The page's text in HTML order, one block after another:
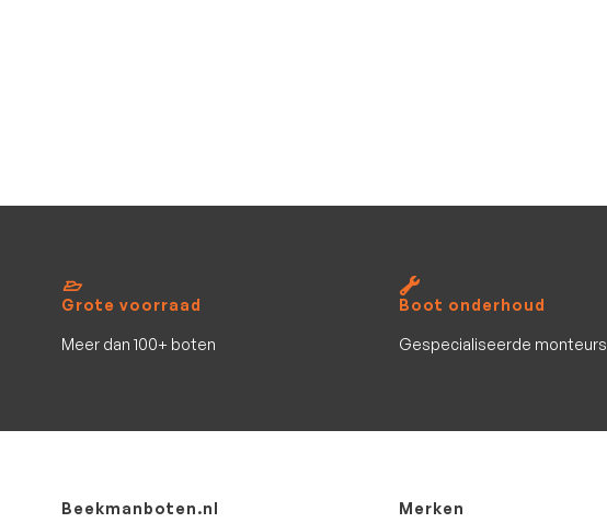
Grote voorraad
Meer dan 100+ boten
Boot onderhoud
Gespecialiseerde monteurs
Beekmanboten.nl Merken